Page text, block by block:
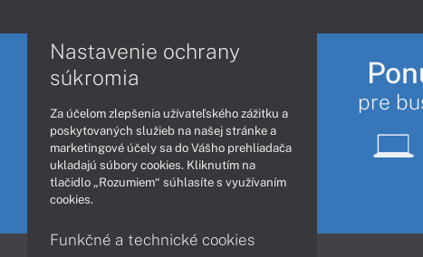
pre
Nastavenie ochrany
súkromia
Za účelom zlepšenia užívateľského zážitku a
poskytovaných služieb na našej stránke a
marketingové účely sa do Vášho prehliadača
ukladajú súbory cookies. Kliknutím na
tlačidlo „Rozumiem“ súhlasíte s využívaním
cookies.
Funkčné a technické cookies